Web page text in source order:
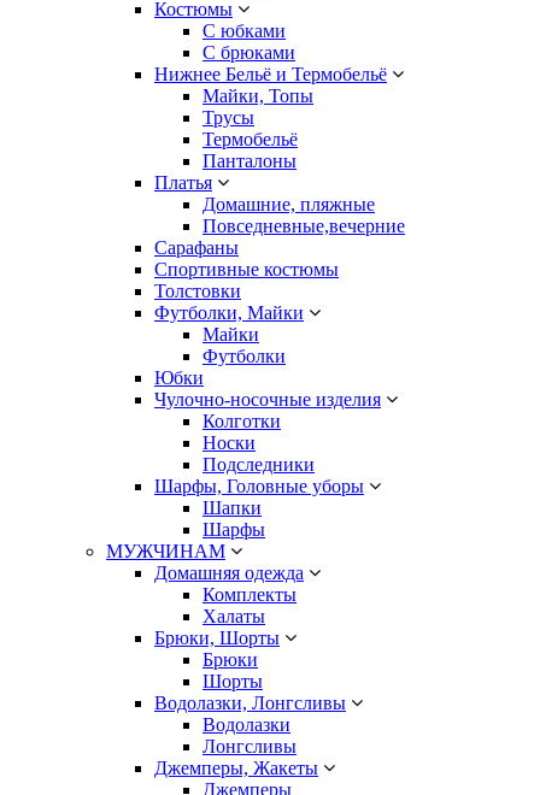
Костюмы
С юбками
С брюками
Нижнее Бельё и Термобельё
Майки, Топы
Трусы
Термобельё
Панталоны
Платья
Домашние, пляжные
Повседневные,вечерние
Сарафаны
Спортивные костюмы
Толстовки
Футболки, Майки
Майки
Футболки
Юбки
Чулочно-носочные изделия
Колготки
Носки
Подследники
Шарфы, Головные уборы
Шапки
Шарфы
МУЖЧИНАМ
Домашняя одежда
Комплекты
Халаты
Брюки, Шорты
Брюки
Шорты
Водолазки, Лонгсливы
Водолазки
Лонгсливы
Джемперы, Жакеты
Джемперы